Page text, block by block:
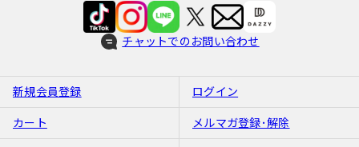
チャットでのお問い合わせ
新規会員登録 ログイン
カート メルマガ登録･解除